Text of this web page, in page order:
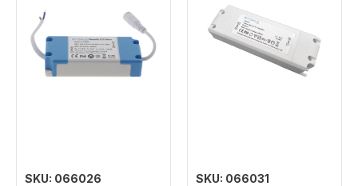
SKU: 066026 SKU: 066031